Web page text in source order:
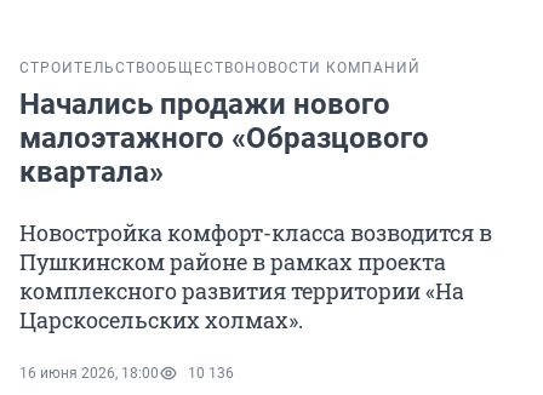
СТРОИТЕЛЬСТВООБЩЕСТВО НОВОСТИ КОМПАНИЙ
Начались продажи нового
малоэтажного «Образцового
квартала»
Новостройка комфорт-класса возводится в
Пушкинском районе в рамках проекта
комплексного развития территории «На
Царскосельских холмах».
16 июня 2026, 18:00 10 136